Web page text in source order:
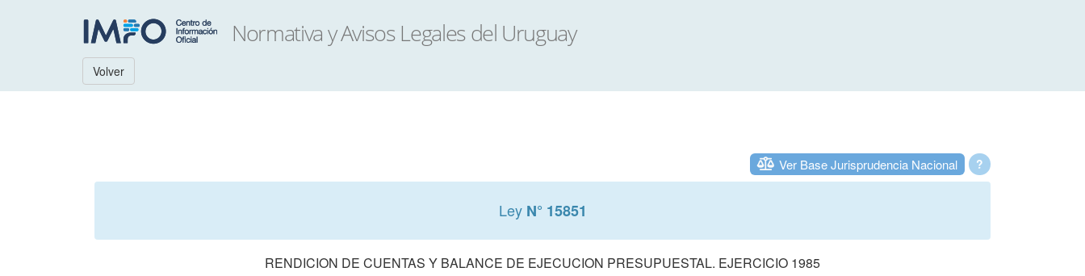
Volver
?
Ver Base Jurisprudencia Nacional
Ley N° 15851
RENDICION DE CUENTAS Y BALANCE DE EJECUCION PRESUPUESTAL. EJERCICIO 1985